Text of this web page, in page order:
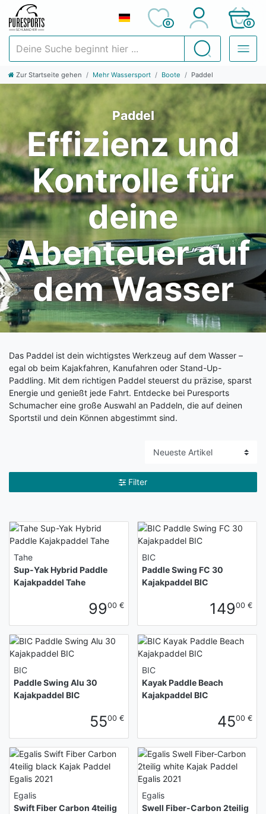
Suchen
0 0
Zur Startseite gehen Mehr Wassersport Boote Paddel
Paddel
Effizienz und
Kontrolle für
deine
Abenteuer auf
dem Wasser
Das Paddel ist dein wichtigstes Werkzeug auf dem Wasser –
egal ob beim Kajakfahren, Kanufahren oder Stand-Up-
Paddling. Mit dem richtigen Paddel steuerst du präzise, sparst
Energie und genießt jede Fahrt. Entdecke bei Puresports
Schumacher eine große Auswahl an Paddeln, die auf deinen
Sportstil und dein Können abgestimmt sind.
Filter
Tahe
Sup-Yak Hybrid Paddle
Kajakpaddel Tahe
9900 €
BIC
Paddle Swing FC 30
Kajakpaddel BIC
14900 €
BIC
Paddle Swing Alu 30
Kajakpaddel BIC
5500 €
BIC
Kayak Paddle Beach
Kajakpaddel BIC
4500 €
Egalis
Swift Fiber Carbon 4teilig
Egalis
Swell Fiber-Carbon 2teilig